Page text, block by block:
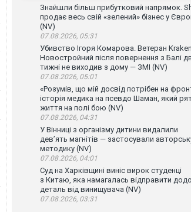
Знайшли більш прибутковий напрямок.
продає весь свій «зелений» бізнес у
(NV)
07.08.2026, 05:31
Убивство Ігоря Комарова. Ветеран Kraken
Новостройний після повернення з Балі
тижні не виходив з дому — ЗМІ (NV)
07.08.2026, 05:01
«Розумів, що мій досвід потрібен на
історія медика на псевдо Шаман, який
життя на полі бою (NV)
07.08.2026, 04:31
У Вінниці з організму дитини видалили
дев’ять магнітів — застосували
методику (NV)
07.08.2026, 04:01
Суд на Харківщині виніс вирок студенці
з Китаю, яка намагалась відправити
деталь від винищувача (NV)
07.08.2026, 03:31